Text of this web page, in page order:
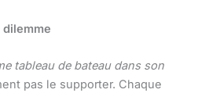
tableau de bateau dans son
pas le supporter. Chaque